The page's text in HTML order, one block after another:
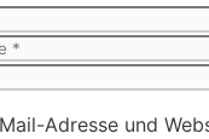
Adresse und